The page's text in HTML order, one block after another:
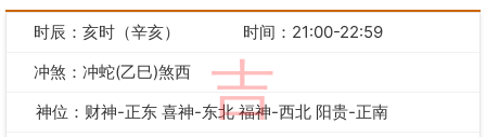
吉
时辰：亥时（辛亥）
时间：21:00-22:59
冲煞：冲蛇(乙巳)煞西
神位：财神-正东 喜神-东北 福神-西北 阳贵-正南